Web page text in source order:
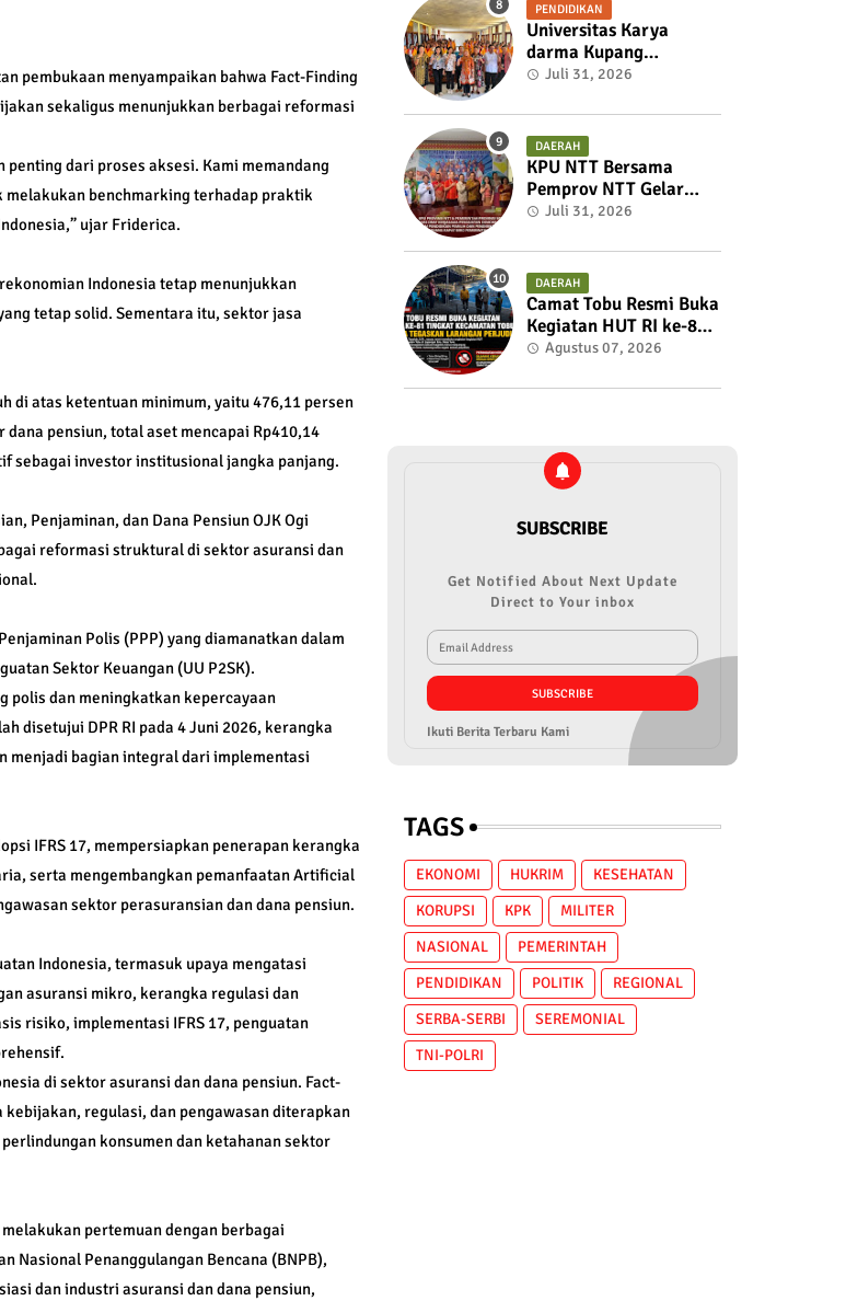
pembukaan menyampaikan bahwa Fact-Finding
sekaligus menunjukkan berbagai reformasi
penting dari proses aksesi. Kami memandang
benchmarking terhadap praktik
ujar Friderica.
Indonesia tetap menunjukkan
tetap solid. Sementara itu, sektor jasa
di atas ketentuan minimum, yaitu 476,11 persen
pensiun, total aset mencapai Rp410,14
sebagai investor institusional jangka panjang.
Penjaminan, dan Dana Pensiun OJK Ogi
reformasi struktural di sektor asuransi dan
Polis (PPP) yang diamanatkan dalam
Sektor Keuangan (UU P2SK).
polis dan meningkatkan kepercayaan
disetujui DPR RI pada 4 Juni 2026, kerangka
menjadi bagian integral dari implementasi
IFRS 17, mempersiapkan penerapan kerangka
serta mengembangkan pemanfaatan Artificial
sektor perasuransian dan dana pensiun.
Indonesia, termasuk upaya mengatasi
asuransi mikro, kerangka regulasi dan
risiko, implementasi IFRS 17, penguatan
di sektor asuransi dan dana pensiun. Fact-
regulasi, dan pengawasan diterapkan
konsumen dan ketahanan sektor
pertemuan dengan berbagai
Nasional Penanggulangan Bencana (BNPB),
dan industri asuransi dan dana pensiun,
PENDIDIKAN
Universitas Karya
darma Kupang
Menunjukkan
Mendukung
Pembangunan
Masyarakat Melalui
KKN
Juli 31, 2026
DAERAH
KPU NTT Bersama
Pemprov NTT Gelar
Rakor Untuk Membahas
Draft Nota
Kesepahaman
Juli 31, 2026
DAERAH
Camat Tobu Resmi Buka
Kegiatan HUT RI ke-81
Tingkat Kecamatan
Larangan Perjudian
Agustus 07, 2026
SUBSCRIBE
Get Notified About Next Update
Direct to Your inbox
Ikuti Berita Terbaru Kami
TAGS
EKONOMI HUKRIM
KESEHATAN
KORUPSI
KPK
MILITER
NASIONAL
PEMERINTAH
PENDIDIKAN
POLITIK
REGIONAL
SERBA-SERBI
SEREMONIAL
TNI-POLRI